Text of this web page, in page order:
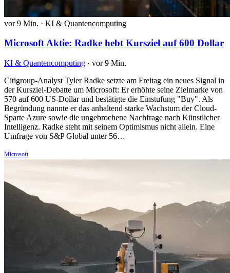
vor 9 Min. · KI & Quantencomputing
Microsoft Aktie: Radke hebt Kursziel auf 600 Dollar
KI & Quantencomputing · vor 9 Min.
Citigroup-Analyst Tyler Radke setzte am Freitag ein neues Signal in
der Kursziel-Debatte um Microsoft: Er erhöhte seine Zielmarke von
570 auf 600 US-Dollar und bestätigte die Einstufung "Buy". Als
Begründung nannte er das anhaltend starke Wachstum der Cloud-
Sparte Azure sowie die ungebrochene Nachfrage nach Künstlicher
Intelligenz. Radke steht mit seinem Optimismus nicht allein. Eine
Umfrage von S&P Global unter 56…
Microsoft